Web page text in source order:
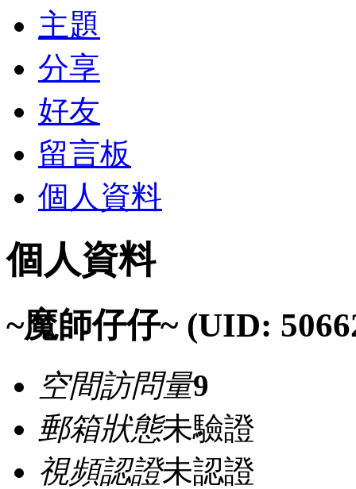
主題
分享
好友
留言板
個人資料
個人資料
~魔師仔仔~ (UID:
空間訪問量9
郵箱狀態未驗證
視頻認證未認證